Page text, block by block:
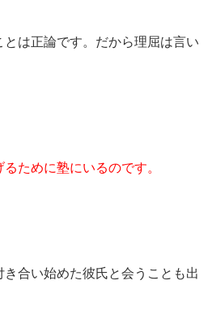
は正論です。だから理屈は言い
ために塾にいるのです。
合い始めた彼氏と会うことも出